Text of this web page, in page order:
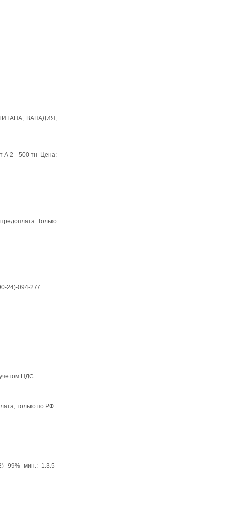
ТИТАНА, ВАНАДИЯ,
А 2 - 500 тн. Цена:
Только
24)-094-277.
НДС.
только по РФ.
99% мин.; 1,3,5-